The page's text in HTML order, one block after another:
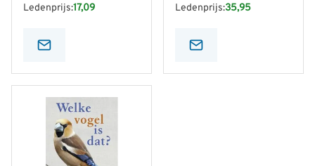
Ledenprijs:17,09 Ledenprijs:35,95